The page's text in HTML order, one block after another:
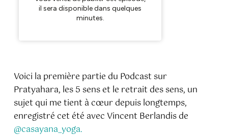
Voici la première partie du Podcast sur
Pratyahara, les 5 sens et le retrait des sens, un
sujet qui me tient à cœur depuis longtemps,
enregistré cet été avec Vincent Berlandis de
@casayana_yoga.